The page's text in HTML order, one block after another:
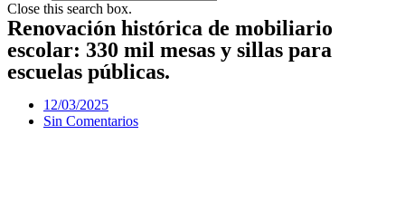
Close this search box.
Renovación histórica de mobiliario
escolar: 330 mil mesas y sillas para
escuelas públicas.
12/03/2025
Sin Comentarios